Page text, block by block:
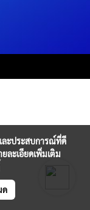
ละประสบการณ์ที่ดี
ละเอียดเพิ่มเติม
ด